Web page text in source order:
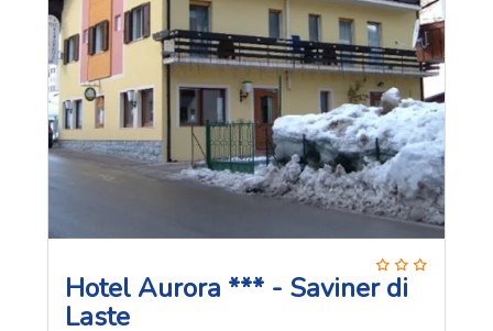
Hotel Aurora *** - Saviner di
Laste